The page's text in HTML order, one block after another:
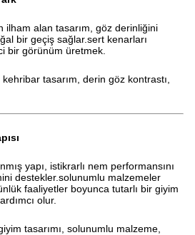
ilham alan tasarım, göz derinliğini
bir geçiş sağlar.sert kenarları
bir görünüm üretmek.
tasarım, derin göz kontrastı,
yapı, istikrarlı nem performansını
destekler.solunumlu malzemeler
faaliyetler boyunca tutarlı bir giyim
olur.
tasarımı, solunumlu malzeme,